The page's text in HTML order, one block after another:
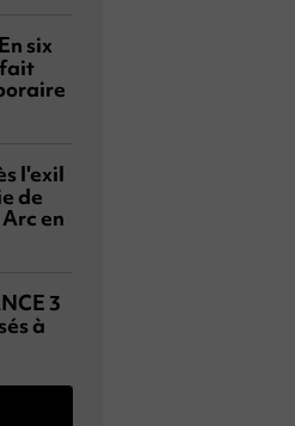
En six
fait
l'exil
de
en
3
à